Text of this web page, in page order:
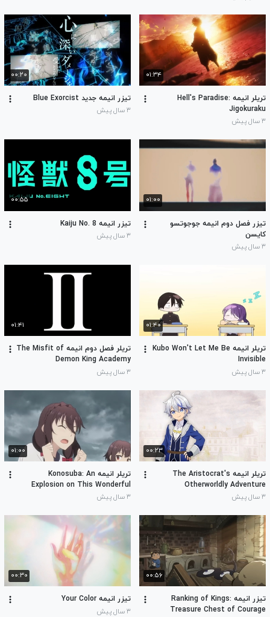
۰۱:۳۴
تریلر انیمه Hell's Paradise:
Jigokuraku
۳ سال پیش
۰۰:۲۰
تیزر انیمه جدید Blue Exorcist
۳ سال پیش
۰۱:۰۰
تیزر فصل دوم انیمه جوجوتسو
کایسن
۳ سال پیش
۰۰:۵۵
تیزر انیمه Kaiju No. 8
۳ سال پیش
۰۱:۴۰
تریلر انیمه Kubo Won't Let Me Be
Invisible
۳ سال پیش
۰۱:۴۱
تریلر فصل دوم انیمه The Misfit of
Demon King Academy
۳ سال پیش
۰۰:۲۳
تریلر انیمه The Aristocrat's
Otherworldly Adventure
۳ سال پیش
۰۱:۰۰
تریلر انیمه Konosuba: An
Explosion on This Wonderful
World!
۳ سال پیش
۰۰:۵۶
تیزر انیمه Ranking of Kings:
Treasure Chest of Courage
۰۰:۳۰
تیزر انیمه Your Color
۳ سال پیش